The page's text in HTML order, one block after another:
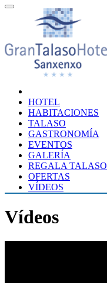
HOTEL
HABITACIONES
TALASO
GASTRONOMÍA
EVENTOS
GALERÍA
REGALA TALASO
OFERTAS
VÍDEOS
Vídeos